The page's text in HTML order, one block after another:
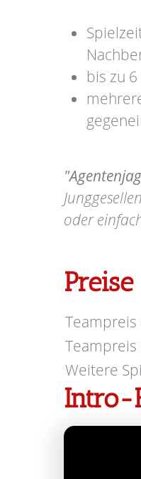
bis zu
oder
Preise
Teampreis
Teampreis
Weitere
Intro-